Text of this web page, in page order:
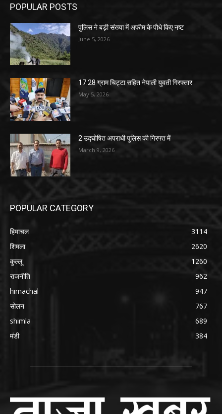
POPULAR POSTS
पुलिस ने बड़ी संख्या में अफीम के पौधे किए नष्ट
June 5, 2026
17.28 ग्राम चिट्टा सहित नेपाली युवती गिरफ्तार
May 5, 2026
2 उद्घोषित अपराधी पुलिस की गिरफ्त में
March 9, 2026
POPULAR CATEGORY
हिमाचल
3114
शिमला
2620
कुल्लू
1260
राजनीति
962
himachal
947
सोलन
767
shimla
689
मंडी
384